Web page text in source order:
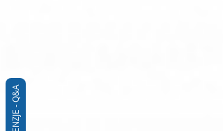
RECENZJE - Q&A